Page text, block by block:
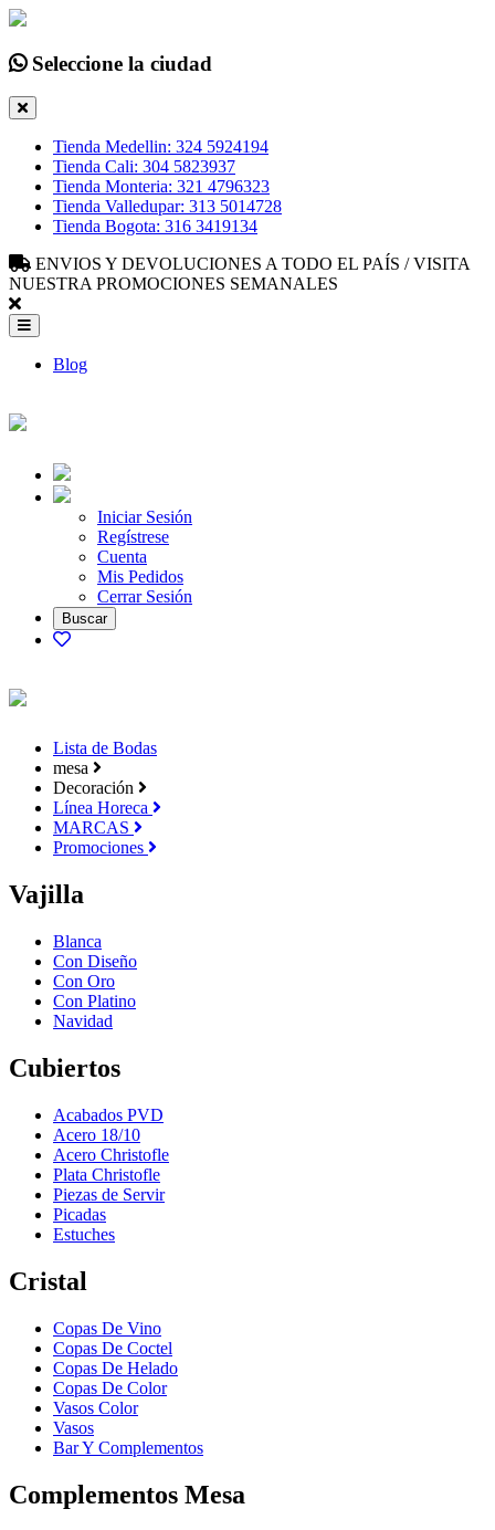
Seleccione la ciudad
Tienda Medellin: 324 5924194
Tienda Cali: 304 5823937
Tienda Monteria: 321 4796323
Tienda Valledupar: 313 5014728
Tienda Bogota: 316 3419134
ENVIOS Y DEVOLUCIONES A TODO EL PAÍS / VISITA
NUESTRA PROMOCIONES SEMANALES
Blog
Iniciar Sesión
Regístrese
Cuenta
Mis Pedidos
Cerrar Sesión
Lista de Bodas
mesa
Decoración
Línea Horeca
MARCAS
Promociones
Vajilla
Blanca
Con Diseño
Con Oro
Con Platino
Navidad
Cubiertos
Acabados PVD
Acero 18/10
Acero Christofle
Plata Christofle
Piezas de Servir
Picadas
Estuches
Cristal
Copas De Vino
Copas De Coctel
Copas De Helado
Copas De Color
Vasos Color
Vasos
Bar Y Complementos
Complementos Mesa